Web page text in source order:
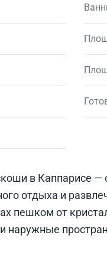
в Каппарисе
отдыха и
пешком от
наружные